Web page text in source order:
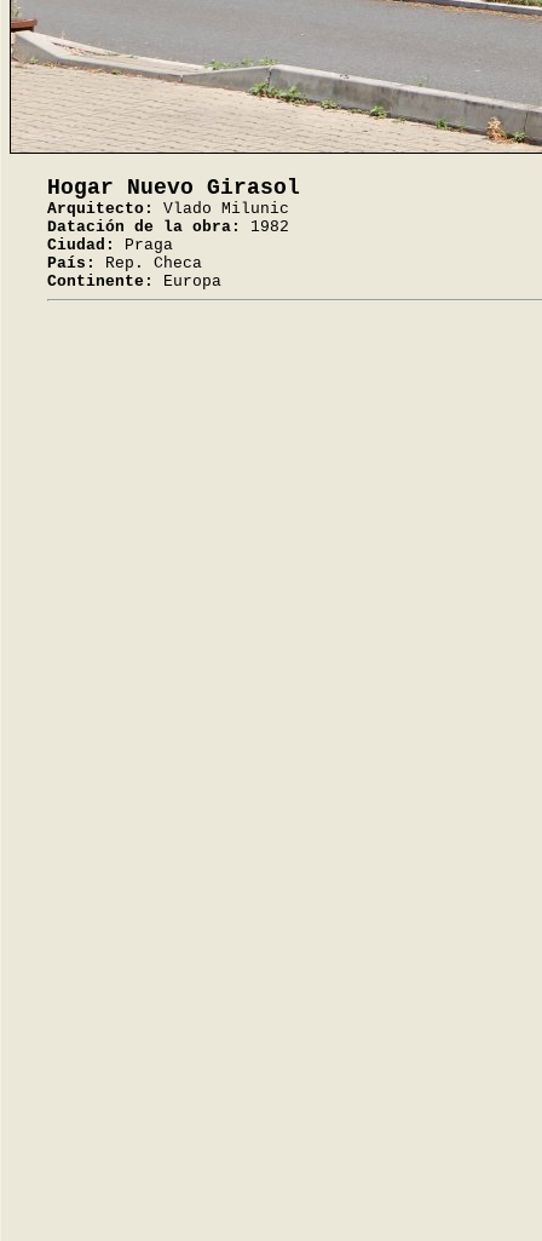
Hogar Nuevo Girasol
Arquitecto:
Vlado Milunic
Datación de la obra:
1982
Ciudad:
Praga
País:
Rep. Checa
Continente:
Europa